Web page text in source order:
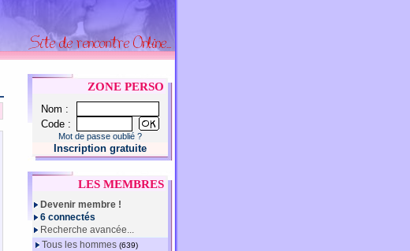
ZONE PERSO
Nom :
Code :
Mot de passe oublié ?
Inscription gratuite
LES MEMBRES
Devenir membre !
6 connectés
Recherche avancée...
Tous les hommes (639)